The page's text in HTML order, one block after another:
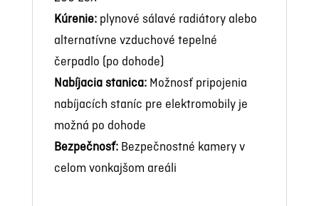
Kúrenie:plynové sálavé radiátory alebo
alternatívne vzduchové tepelné
čerpadlo (po dohode)
Nabíjacia stanica:Možnosť pripojenia
nabíjacích staníc pre elektromobily je
možná po dohode
Bezpečnosť:Bezpečnostné kamery v
celom vonkajšom areáli